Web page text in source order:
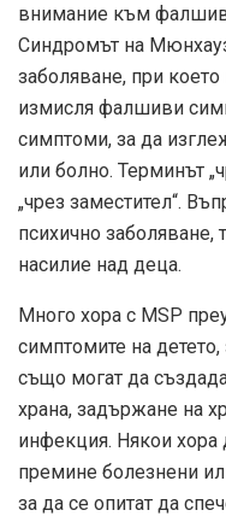
внимание към
Синдромът на
заболяване, при
измисля фалшиви
симптоми, за да
или болно. Терминът
„чрез заместител“.
психично заболяване,
насилие над деца.
Много хора с MSP
симптомите на
също могат да
храна, задържане на
инфекция. Някои хора
премине болезнени
за да се опитат да